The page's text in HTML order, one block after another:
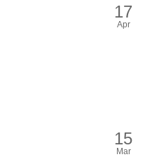
17
Apr
15
Mar